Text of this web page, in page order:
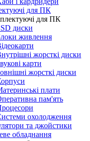
для ПК
для ПК
диски
живлення
жорсткі диски
карти
жорсткі диски
плати
пам'ять
охолодження
та джойстики
обладнання